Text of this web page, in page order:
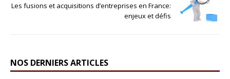
Les fusions et acquisitions d’entreprises en France:
enjeux et défis
NOS DERNIERS ARTICLES